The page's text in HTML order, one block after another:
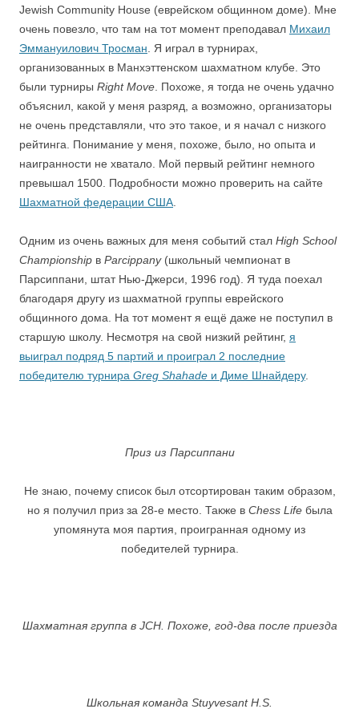
Jewish Community House (еврейском общинном доме). Мне
очень повезло, что там на тот момент преподавал Михаил
Эммануилович Тросман . Я играл в турнирах,
организованных в Манхэттенском шахматном клубе. Это
были турниры Right Move . Похоже, я тогда не очень удачно
объяснил, какой у меня разряд, а возможно, организаторы
не очень представляли, что это такое, и я начал с низкого
рейтинга. Понимание у меня, похоже, было, но опыта и
наигранности не хватало. Мой первый рейтинг немного
превышал 1500. Подробности можно проверить на сайте
Шахматной федерации США
Одним из очень важных для меня событий стал High School
Championship в Parcippany(школьный чемпионат в
Парсиппани, штат Нью-Джерси, 1996 год). Я туда поехал
благодаря другу из шахматной группы еврейского
общинного дома. На тот момент я ещё даже не поступил в
старшую школу. Несмотря на свой низкий рейтинг, я
выиграл подряд 5 партий и проиграл 2 последние
победителю турнира Greg Shahade и Диме Шнайдеру.
Приз из Парсиппани
Не знаю, почему список был отсортирован таким образом,
но я получил приз за 28-е место. Также в Chess Lifeбыла
упомянута моя партия, проигранная одному из
победителей турнира.
Шахматная группа в JCH. Похоже, год-два после приезда
Школьная команда Stuyvesant H.S.